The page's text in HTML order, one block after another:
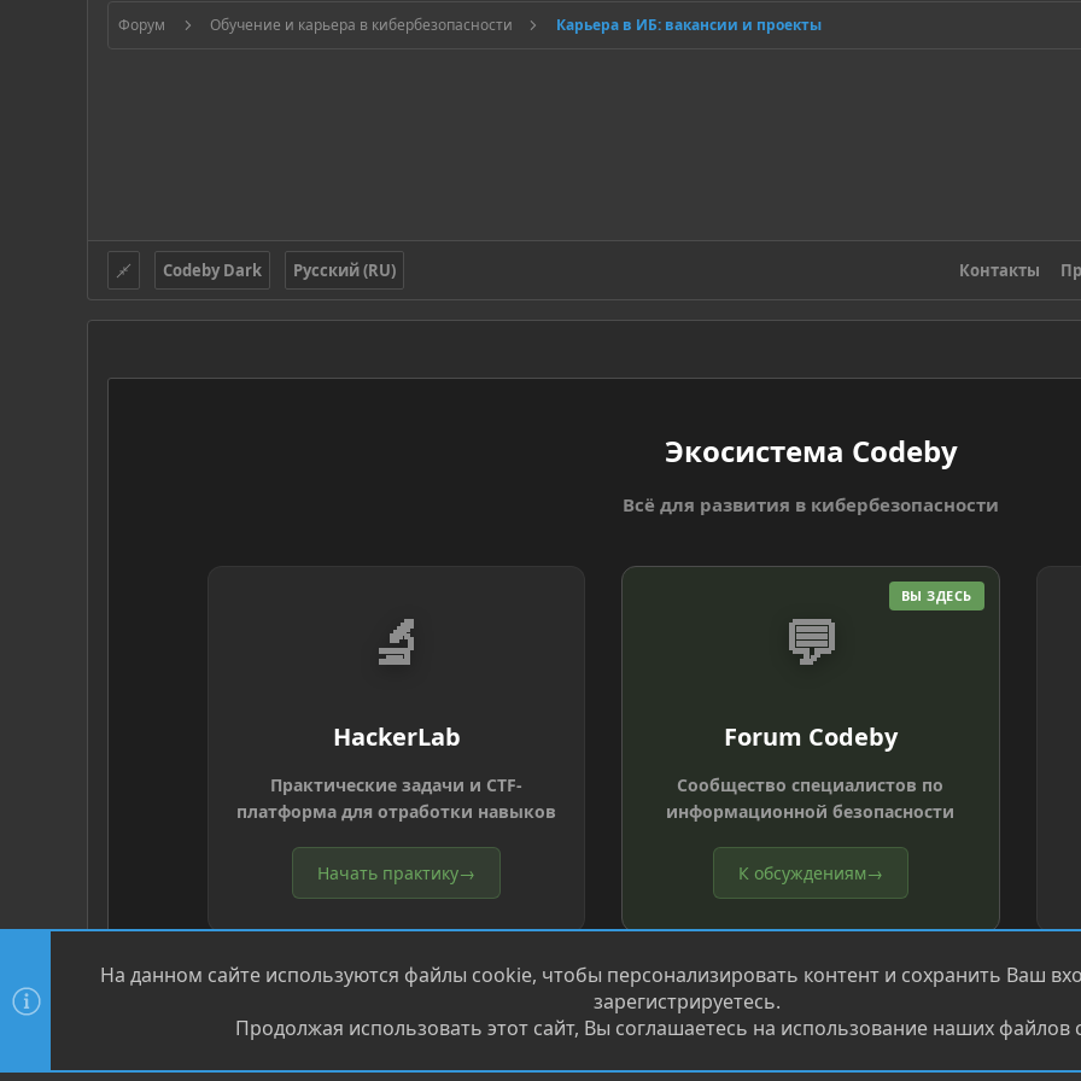
Форум Обучение и карьера в кибербезопасности Карьера в ИБ: вакансии и проекты
Codeby Dark Русский (RU) Контакты
Экосистема Codeby
Всё для развития в кибербезопасности
🔬
HackerLab
Практические задачи и CTF-
платформа для отработки навыков
Начать практику→
ВЫ ЗДЕСЬ
💬
Forum Codeby
Сообщество специалистов по
информационной безопасности
К обсуждениям→
Community platform by XenForo ® © 2010-2026 XenForo Ltd. Перевод от Jumuro®
На данном сайте используются файлы cookie, чтобы персонализировать контент и сохранить Ваш
зарегистрируетесь.
Продолжая использовать этот сайт, Вы соглашаетесь на использование наших файлов